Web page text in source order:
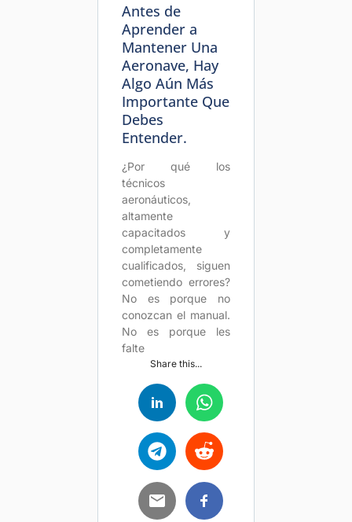
Antes de
Aprender a
Mantener Una
Aeronave, Hay
Algo Aún Más
Importante Que
Debes
Entender.
¿Por qué los
técnicos
aeronáuticos,
altamente
capacitados y
completamente
cualificados, siguen
cometiendo errores?
No es porque no
conozcan el manual.
No es porque les
falte
Share this...